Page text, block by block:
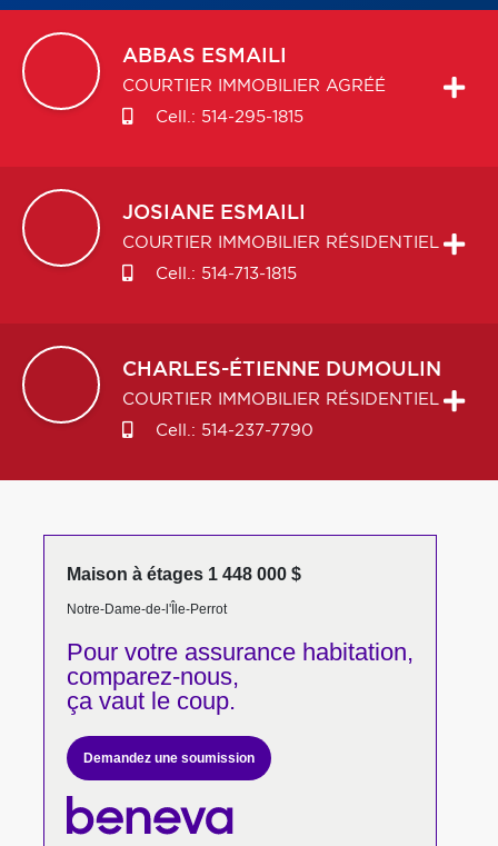
ABBAS ESMAILI
COURTIER IMMOBILIER AGRÉÉ
Cell.: 514-295-1815
JOSIANE ESMAILI
COURTIER IMMOBILIER RÉSIDENTIEL
Cell.: 514-713-1815
CHARLES-ÉTIENNE DUMOULIN
COURTIER IMMOBILIER RÉSIDENTIEL
Cell.: 514-237-7790
Maison à étages 1 448 000 $
Notre-Dame-de-l'Île-Perrot
Pour votreassurance habitation,
comparez-nous,
ça vaut le coup.
Demandez une soumission